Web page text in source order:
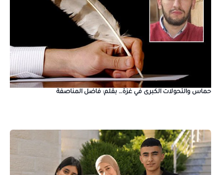
حماس والتحولات الكبرى في غزة… بقلم: فاضل المناصفة